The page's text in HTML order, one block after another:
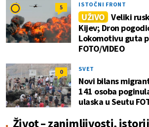
5 ISTOČNI FRONT
UŽIVO Veliki
Kijev; Dron
Lokomotivu guta
FOTO/VIDEO
0 SVET
Novi bilans
141 osoba
ulaska u Seutu
Život – zanimljivosti,